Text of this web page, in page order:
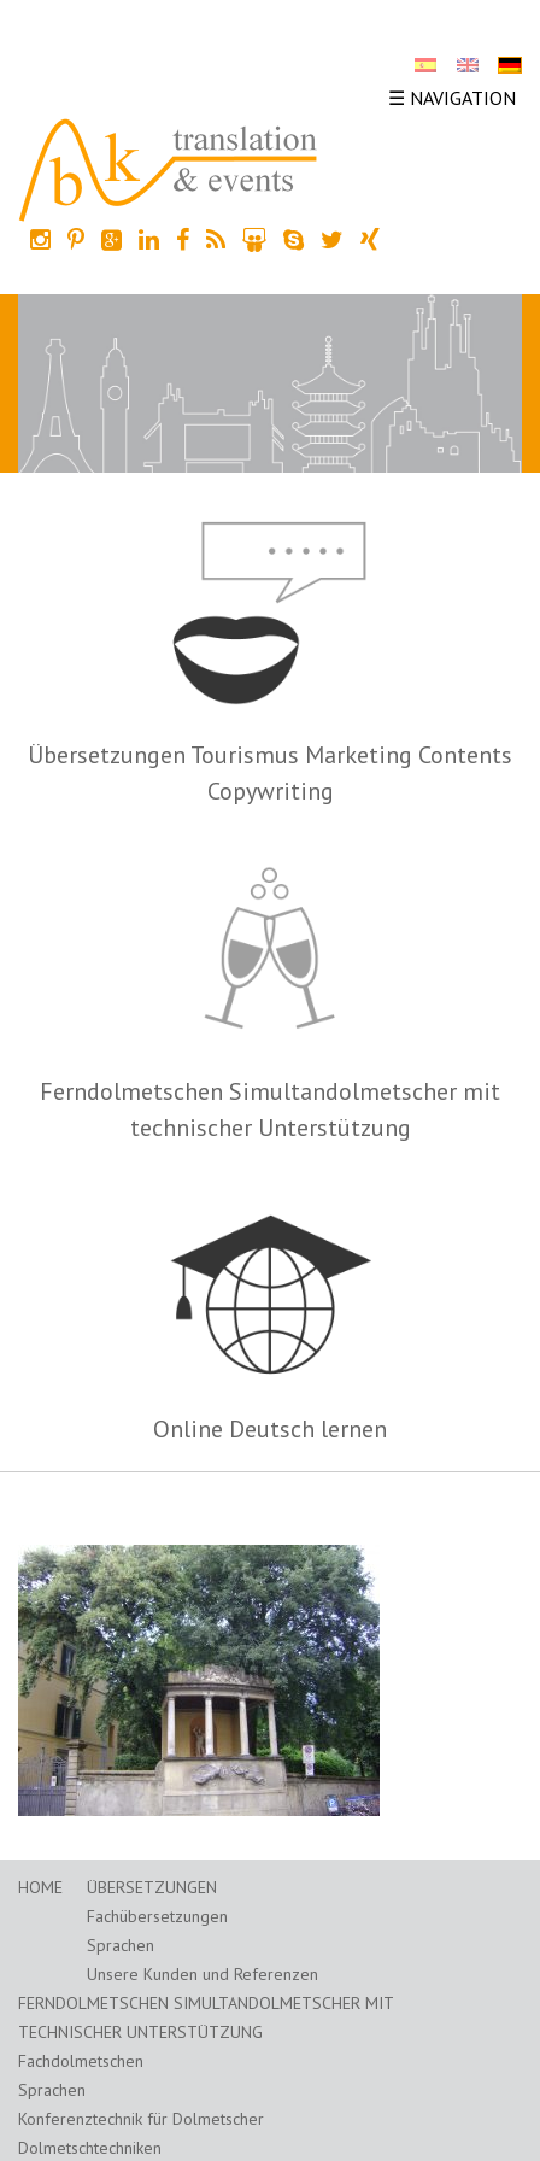
☰ NAVIGATION
Übersetzungen Tourismus Marketing Contents
Copywriting
Ferndolmetschen Simultandolmetscher mit
technischer Unterstützung
Online Deutsch lernen
HOME
ÜBERSETZUNGEN
Fachübersetzungen
Sprachen
Unsere Kunden und Referenzen
FERNDOLMETSCHEN SIMULTANDOLMETSCHER MIT
TECHNISCHER UNTERSTÜTZUNG
Fachdolmetschen
Sprachen
Konferenztechnik für Dolmetscher
Dolmetschtechniken